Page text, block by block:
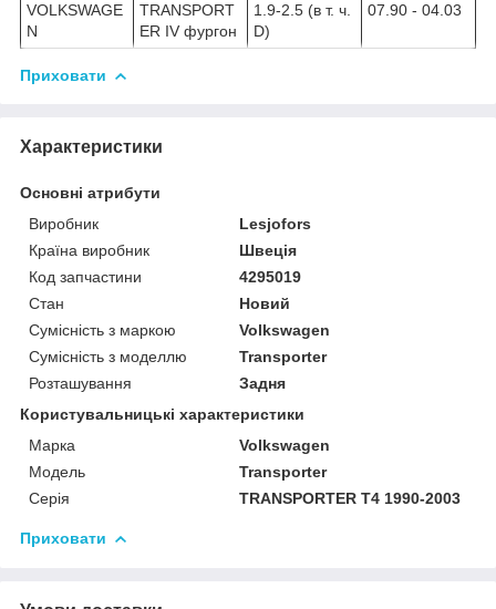
VOLKSWAGE
N
TRANSPORT
ER IV фургон
1.9-2.5 (в т. ч.
D)
07.90 - 04.03
Приховати
Характеристики
Основні атрибути
Виробник
Lesjofors
Країна виробник
Швеція
Код запчастини
4295019
Стан
Новий
Сумісність з маркою
Volkswagen
Сумісність з моделлю
Transporter
Розташування
Задня
Користувальницькі характеристики
Марка
Volkswagen
Модель
Transporter
Серія
TRANSPORTER T4 1990-2003
Приховати